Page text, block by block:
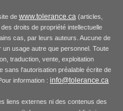
de www.tolerance.ca(articles,
droits de propriété intellectuelle
cas, par leurs auteurs. Aucune de
usage autre que personnel. Toute
traduction, vente, exploitation
sans l'autorisation préalable écrite de
information : info@tolerance.ca
liens externes ni des contenus des